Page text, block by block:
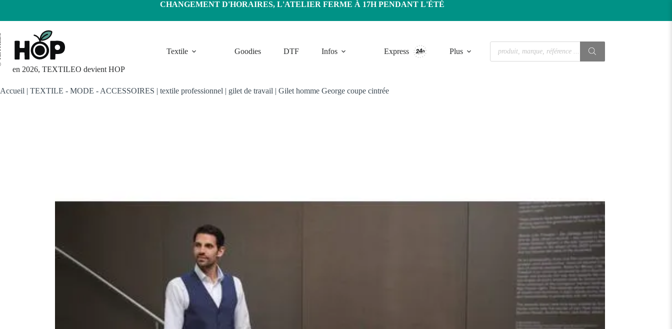
contenu
CHANGEMENT D'HORAIRES, L'ATELIER FERME À 17H PENDANT L'ÉTÉ
en 2026, TEXTILEO devient HOP
Textile Goodies DTF Infos Express Plus
Recherche
produits
Accueil | TEXTILE - MODE - ACCESSOIRES | textile professionnel | gilet de travail | Gilet homme George coupe cintrée